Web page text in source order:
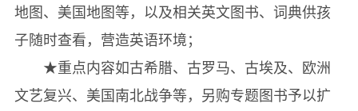
地图、美国地图等，以及相关英文图书、词典供孩
子随时查看，营造英语环境；
★重点内容如古希腊、古罗马、古埃及、欧洲
文艺复兴、美国南北战争等，另购专题图书予以扩